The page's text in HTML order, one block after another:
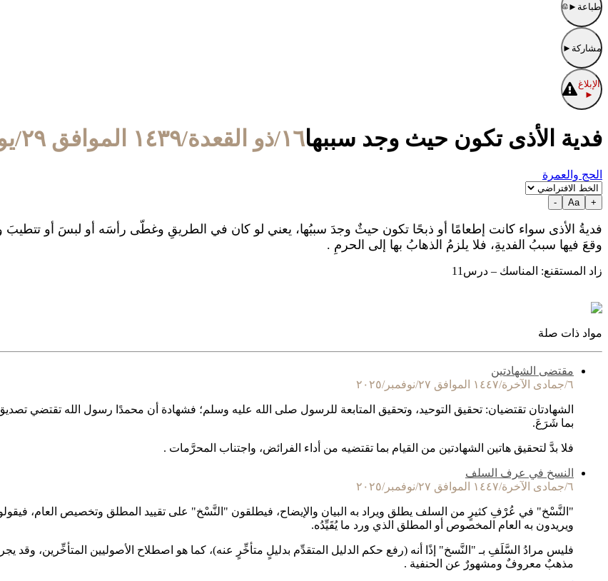
طباعة ►
مشاركة ►
الإبلاغ
►
فدية الأذى تكون حيث وجد سببها١٦/ذو القعدة/١٤٣٩ الموافق ٢٩/يوليو/٢٠١٨
الحج والعمرة
+
Aa
-
فديةُ الأذى سواء كانت إطعامًا أو ذبحًا تكون حيثٌ وجدَ سببُها، يعني لو كان في الطريقِ وغطّى رأسَه أو لبسَ أو
وقعَ فيها سببُ الفديةِ، فلا يلزمُ الذهابُ بها إلى الحرمِ .
زاد المستقنع: المناسك – درس11
مواد ذات صلة
مقتضى الشهادتين
٦/جمادى الآخرة/١٤٤٧ الموافق ٢٧/نوفمبر/٢٠٢٥
الشهادتان تقتضيان: تحقيق التوحيد، وتحقيق المتابعة للرسول صلى الله عليه وسلم؛ فشهادة أن محمدًا رسول الله تقتضي تصديق
بما شَرَعَ.
فلا بدَّ لتحقيق هاتين الشهادتين من القيام بما تقتضيه من أداء الفرائض، واجتناب المحرَّمات .
النسخ في عرف السلف
٦/جمادى الآخرة/١٤٤٧ الموافق ٢٧/نوفمبر/٢٠٢٥
"النَّسْخ" في عُرْفِ كثيرٍ من السلف يطلق ويراد به البيان والإيضاح، فيطلقون "النَّسْخ" على تقييد المطلق وتخصيص العام،
ويريدون به العام المخصوص أو المطلق الذي ورد ما يُقَيِّدُه.
فليس مرادُ السَّلَفِ بـ "النَّسخ" إذًا أنه (رفع حكم الدليل المتقدِّم بدليلٍ متأخِّرٍ عنه)، كما هو اصطلاح الأصوليين المتأخِّرين،
مذهبٌ معروفٌ ومشهورٌ عن الحنفية .